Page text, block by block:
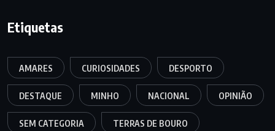
Etiquetas
AMARES CURIOSIDADES DESPORTO
DESTAQUE MINHO NACIONAL OPINIÃO
SEM CATEGORIA TERRAS DE BOURO